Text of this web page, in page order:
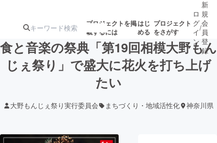
プロジェクトを掲
載するには
はじ
める
プロジェクト
をさがす
注目の新着プロ募集終了が近いプ
ロ
グ
イ
ン
/
新
規
会
員
登
録
食と音楽の祭典︎「第19回相模大野もん
じぇ祭り」で盛大に花火を打ち上げ
たい
大野もんじぇ祭り実行委員会 まちづくり・地域活性化 神奈川県